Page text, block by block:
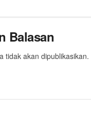
Balasan
tidak akan dipublikasikan.